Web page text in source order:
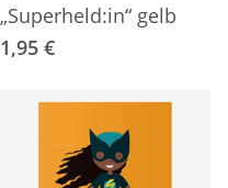
„Superheld:in“ gelb
1,95 €